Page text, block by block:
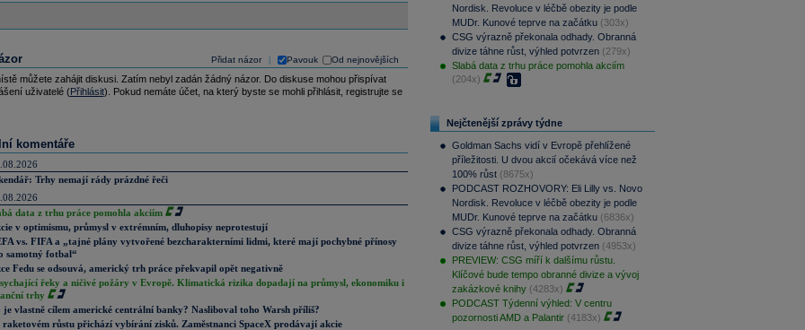
Přidat názor Pavouk Od nejnovějších
můžete zahájit diskusi. Zatím nebyl zadán žádný názor. Do diskuse mohou přispívat
uživatelé (Přihlásit). Pokud nemáte účet, na který byste se mohli přihlásit, registrujte se
komentáře
Trhy nemají rády prázdné řeči
data z trhu práce pomohla akciím
v optimismu, průmysl v extrémním, dluhopisy neprotestují
vs. FIFA a „tajné plány vytvořené bezcharakterními lidmi, které mají pochybné přínosy
samotný fotbal“
Fedu se odsouvá, americký trh práce překvapil opět negativně
řeky a ničivé požáry v Evropě. Klimatická rizika dopadají na průmysl, ekonomiku i
trhy
je vlastně cílem americké centrální banky? Nasliboval toho Warsh příliš?
raketovém růstu přichází vybírání zisků. Zaměstnanci SpaceX prodávají akcie
Nordisk. Revoluce v léčbě obezity je podle
MUDr. Kunové teprve na začátku (303x)
CSG výrazně překonala odhady. Obranná
divize táhne růst, výhled potvrzen (279x)
Slabá data z trhu práce pomohla akciím
(204x)
Nejčtenější zprávy týdne
Goldman Sachs vidí v Evropě přehlížené
příležitosti. U dvou akcií očekává více než
100% růst (8675x)
PODCAST ROZHOVORY: Eli Lilly vs. Novo
Nordisk. Revoluce v léčbě obezity je podle
MUDr. Kunové teprve na začátku (6836x)
CSG výrazně překonala odhady. Obranná
divize táhne růst, výhled potvrzen (4953x)
PREVIEW: CSG míří k dalšímu růstu.
Klíčové bude tempo obranné divize a vývoj
zakázkové knihy (4283x)
PODCAST Týdenní výhled: V centru
pozornosti AMD a Palantir (4183x)